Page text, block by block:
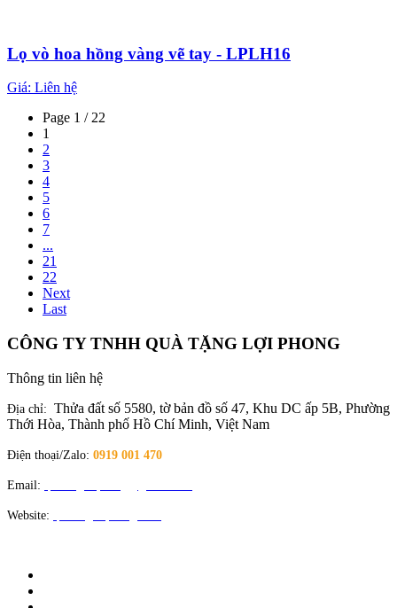
Lọ vò hoa hồng vàng vẽ tay - LPLH16
Giá: Liên hệ
Page 1 / 22
1
2
3
4
5
6
7
...
21
22
Next
Last
CÔNG TY TNHH QUÀ TẶNG LỢI PHONG
Thông tin liên hệ
Địa chỉ: Thửa đất số 5580, tờ bản đồ số 47, Khu DC ấp 5B, Phường
Thới Hòa, Thành phố Hồ Chí Minh, Việt Nam
Điện thoại/Zalo: 0919 001 470
Email:
Website: